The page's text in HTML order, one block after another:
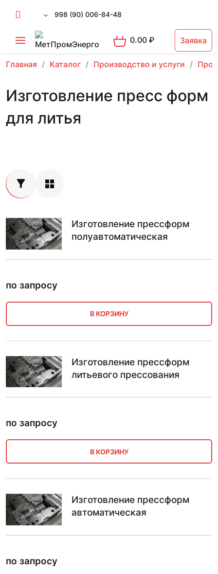
998 (90) 006-84-48
0.00₽ Заявка
Главная Каталог Производство и услуги
Изготовление пресс форм
для литья
Изготовление прессформ
полуавтоматическая
по запросу
В КОРЗИНУ
Изготовление прессформ
литьевого прессования
по запросу
В КОРЗИНУ
Изготовление прессформ
автоматическая
по запросу